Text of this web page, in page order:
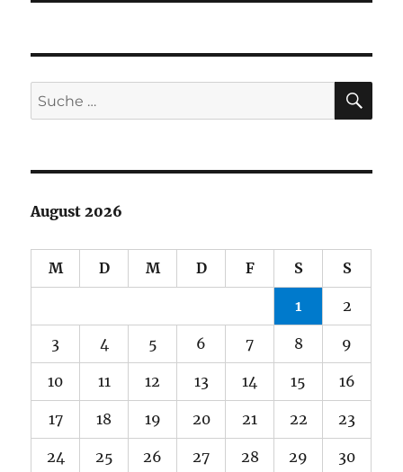
Suche
nach:
August 2026
M D M D F S S
1 2
3 4 5 6 7 8 9
10 11 12 13 14 15 16
17 18 19 20 21 22 23
24 25 26 27 28 29 30